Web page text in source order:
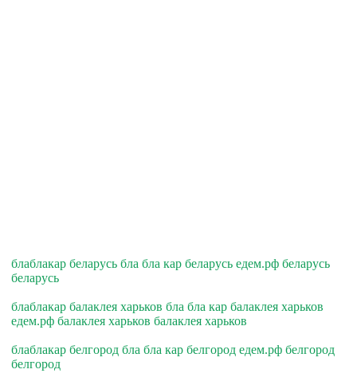
блаблакар беларусь бла бла кар беларусь едем.рф беларусь
беларусь
блаблакар балаклея харьков бла бла кар балаклея харьков
едем.рф балаклея харьков балаклея харьков
блаблакар белгород бла бла кар белгород едем.рф белгород
белгород